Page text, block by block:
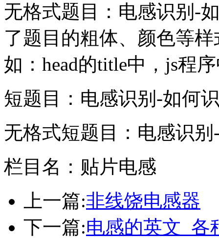
无格式题目：电感识别-
了题目的粗体、颜色等
如：head的title中，js程
短题目：电感识别-如何
无格式短题目：电感识
栏目名：贴片电感
上一篇:非线饶电感器
下一篇:电感的英文_各